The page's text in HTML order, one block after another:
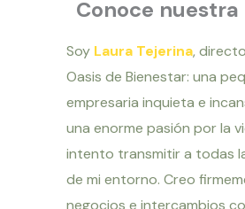
Conoce
Soy Laura Tejerina,
Oasis de Bienestar: una
empresaria inquieta e
una enorme pasión por la
intento transmitir a todas
de mi entorno. Creo